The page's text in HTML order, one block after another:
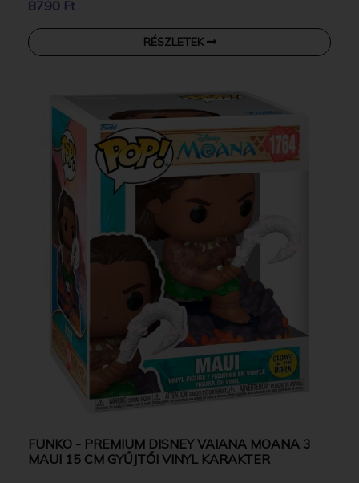
8790 Ft
RÉSZLETEK
FUNKO - PREMIUM DISNEY VAIANA MOANA 3
MAUI 15 CM GYŰJTŐI VINYL KARAKTER